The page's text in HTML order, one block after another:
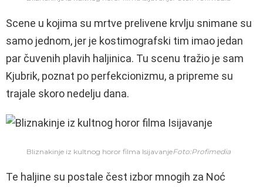
Scene u kojima su mrtve prelivene krvlju snimane su
samo jednom, jer je kostimografski tim imao jedan
par čuvenih plavih haljinica. Tu scenu tražio je sam
Kjubrik, poznat po perfekcionizmu, a pripreme su
trajale skoro nedelju dana.
Bliznakinje iz kultnog horor filma IsijavanjeFoto:Profimedia
Te haljine su postale čest izbor mnogih za Noć